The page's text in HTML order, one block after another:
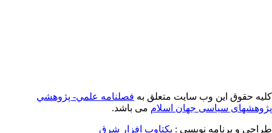
حقوق این وب سایت متعلق بهفصلنامه علمي- پژوهشي
سیاسی جهان اسلاممی باشد.
و برنامه نویسی : یکتاوب افزار شرق